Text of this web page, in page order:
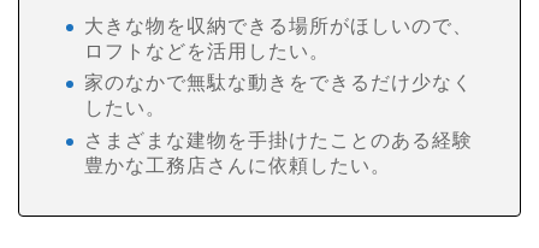
大きな物を収納できる場所がほしいので、
ロフトなどを活用したい。
家のなかで無駄な動きをできるだけ少なく
したい。
さまざまな建物を手掛けたことのある経験
豊かな工務店さんに依頼したい。